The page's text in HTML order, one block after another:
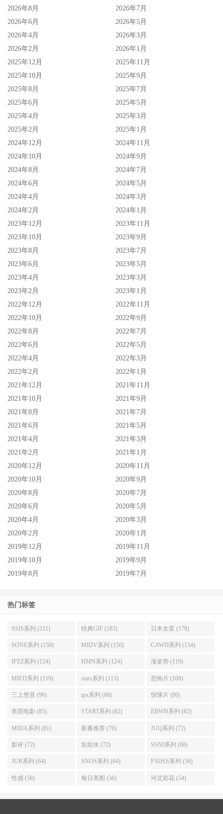
2026年8月
2026年7月
2026年6月
2026年5月
2026年4月
2026年3月
2026年2月
2026年1月
2025年12月
2025年11月
2025年10月
2025年9月
2025年8月
2025年7月
2025年6月
2025年5月
2025年4月
2025年3月
2025年2月
2025年1月
2024年12月
2024年11月
2024年10月
2024年9月
2024年8月
2024年7月
2024年6月
2024年5月
2024年4月
2024年3月
2024年2月
2024年1月
2023年12月
2023年11月
2023年10月
2023年9月
2023年8月
2023年7月
2023年6月
2023年5月
2023年4月
2023年3月
2023年2月
2023年1月
2022年12月
2022年11月
2022年10月
2022年9月
2022年8月
2022年7月
2022年6月
2022年5月
2022年4月
2022年3月
2022年2月
2022年1月
2021年12月
2021年11月
2021年10月
2021年9月
2021年8月
2021年7月
2021年6月
2021年5月
2021年4月
2021年3月
2021年2月
2021年1月
2020年12月
2020年11月
2020年10月
2020年9月
2020年8月
2020年7月
2020年6月
2020年5月
2020年4月
2020年3月
2020年2月
2020年1月
2019年12月
2019年11月
2019年10月
2019年9月
2019年8月
2019年7月
热门标签
SSIS系列 (211) 经典GIF (183) 日本女星 (178)
SONE系列 (158) MIDV系列 (150) CAWD系列 (134)
IPZZ系列 (124) HMN系列 (124) 涨姿势 (119)
MIFD系列 (119) stars系列 (113) 恐怖片 (108)
三上悠亚 (90) ipx系列 (88) 惊悚片 (86)
美国电影 (85) START系列 (82) EBWH系列 (82)
MIDA系列 (81) 新番推荐 (76) JUQ系列 (72)
影评 (72) 划划水 (72) SSNI系列 (68)
JUR系列 (64) SNOS系列 (64) FSDSS系列 (58)
性感 (58) 每日美图 (56) 河北彩花 (54)